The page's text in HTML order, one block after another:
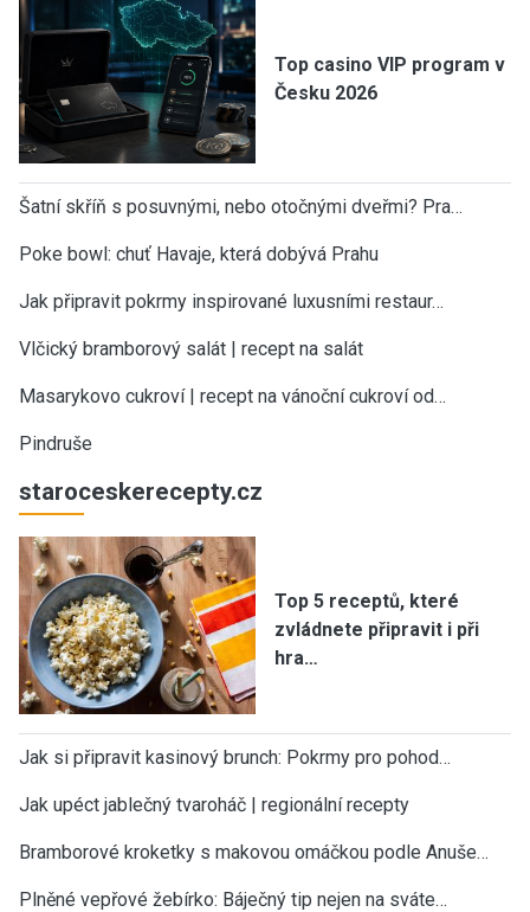
Top casino VIP program v
Česku 2026
Šatní skříň s posuvnými, nebo otočnými dveřmi? Pra…
Poke bowl: chuť Havaje, která dobývá Prahu
Jak připravit pokrmy inspirované luxusními restaur…
Vlčický bramborový salát | recept na salát
Masarykovo cukroví | recept na vánoční cukroví od…
Pindruše
staroceskerecepty.cz
Top 5 receptů, které
zvládnete připravit i při
hra…
Jak si připravit kasinový brunch: Pokrmy pro pohod…
Jak upéct jablečný tvaroháč | regionální recepty
Bramborové kroketky s makovou omáčkou podle Anuše…
Plněné vepřové žebírko: Báječný tip nejen na sváte…